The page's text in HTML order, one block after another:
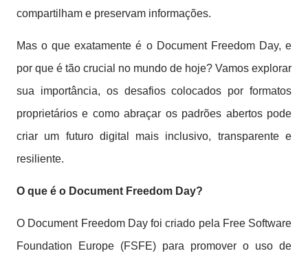
compartilham e preservam informações.
Mas o que exatamente é o Document Freedom Day, e
por que é tão crucial no mundo de hoje? Vamos explorar
sua importância, os desafios colocados por formatos
proprietários e como abraçar os padrões abertos pode
criar um futuro digital mais inclusivo, transparente e
resiliente.
O que é o Document Freedom Day?
O Document Freedom Day foi criado pela Free Software
Foundation Europe (FSFE) para promover o uso de